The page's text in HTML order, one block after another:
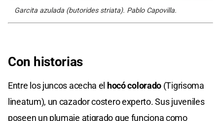
Garcita azulada (butorides striata). Pablo Capovilla.
Con historias
Entre los juncos acecha el hocó colorado (Tigrisoma
lineatum), un cazador costero experto. Sus juveniles
poseen un plumaje atigrado que funciona como